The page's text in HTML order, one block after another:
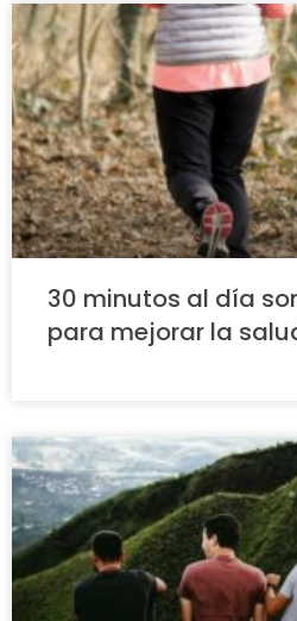
30 minutos al día
para mejorar la